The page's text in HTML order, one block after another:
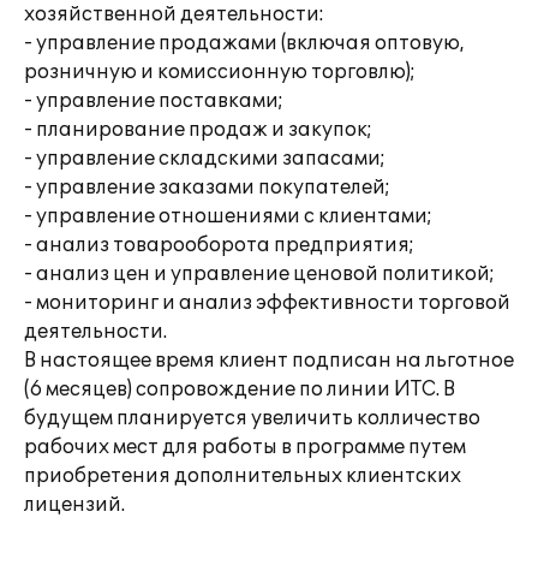
хозяйственной деятельности:
- управление продажами (включая оптовую,
розничную и комиссионную торговлю);
- управление поставками;
- планирование продаж и закупок;
- управление складскими запасами;
- управление заказами покупателей;
- управление отношениями с клиентами;
- анализ товарооборота предприятия;
- анализ цен и управление ценовой политикой;
- мониторинг и анализ эффективности торговой
деятельности.
В настоящее время клиент подписан на льготное
(6 месяцев) сопровождение по линии ИТС. В
будущем планируется увеличить колличество
рабочих мест для работы в программе путем
приобретения дополнительных клиентских
лицензий.